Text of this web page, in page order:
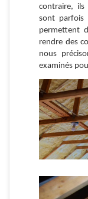
contraire,
sont parfois
permettent
rendre des
nous
examinés